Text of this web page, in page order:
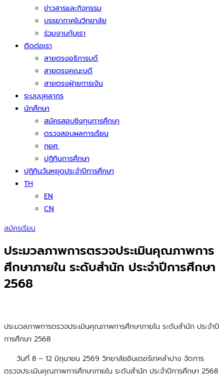
ข่าวสารและกิจกรรม
บรรยากาศในวิทยาลัย
ร่วมงานกับเรา
ติดต่อเรา
สายตรงอธิการบดี
สายตรงคณะบดี
สายตรงฝ่ายการเงิน
ระบบบุคลากร
นักศึกษา
สมัครสอบชิงทุนการศึกษา
ตรวจสอบผลการเรียน
กยศ.
ปฏิทินการศึกษา
ปฏิทินวันหยุดประจำปีการศึกษา
TH
EN
CN
สมัครเรียน
ประมวลภาพการตรวจประเมินคุณภาพการ
ศึกษาภายใน ระดับสำนัก ประจำปีการศึกษา
2568
ประมวลภาพการตรวจประเมินคุณภาพการศึกษาภายใน ระดับสำนัก ประจำปี
การศึกษา 2568
วันที่ 8 – 12 มิถุนายน 2569 วิทยาลัยอินเตอร์เทคลำปาง จัดการ
ตรวจประเมินคุณภาพการศึกษาภายใน ระดับสำนัก ประจำปีการศึกษา 2568